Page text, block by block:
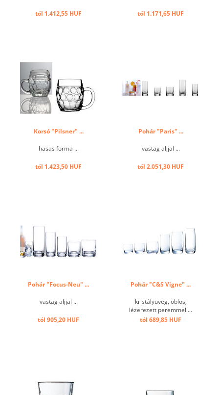
tól 1.412,55 HUF tól 1.171,65 HUF
Korsó "Pilsner" ...
hasas forma ...
tól 1.423,50 HUF
Pohár "Paris" ...
vastag aljjal ...
tól 2.051,30 HUF
Pohár "Focus-Neu" ...
vastag aljjal ...
tól 905,20 HUF
Pohár "C&S Vigne" ...
kristályüveg, öblös,
lézerezett peremmel ...
tól 689,85 HUF